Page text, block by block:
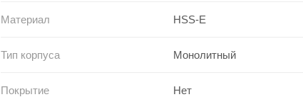
Материал HSS-E
Тип корпуса Монолитный
Покрытие Нет